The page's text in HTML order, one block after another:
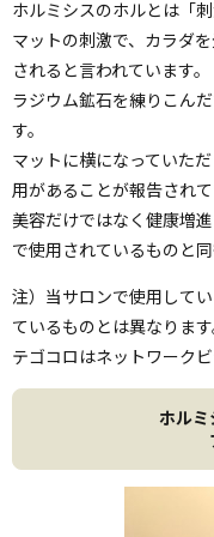
ホルミシスのホルとは「
マットの刺激で、カラダ
されると言われています。
ラジウム鉱石を練りこん
す。
マットに横になっていた
用があることが報告されて
美容だけではなく健康増
で使用されているものと同
注）当サロンで使用して
ているものとは異なります
テゴコロはネットワーク
ホルミ